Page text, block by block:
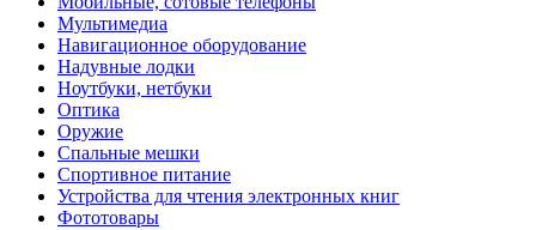
Мультимедиа
Навигационное оборудование
Надувные лодки
Ноутбуки, нетбуки
Оптика
Оружие
Спальные мешки
Спортивное питание
Устройства для чтения электронных книг
Фототовары